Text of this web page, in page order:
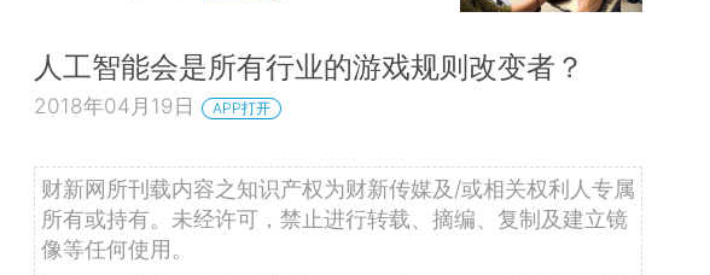
人工智能会是所有行业的游戏规则改变者？
2018年04月19日 APP打开
财新网所刊载内容之知识产权为财新传媒及/或相关权利人专属
所有或持有。未经许可，禁止进行转载、摘编、复制及建立镜
像等任何使用。